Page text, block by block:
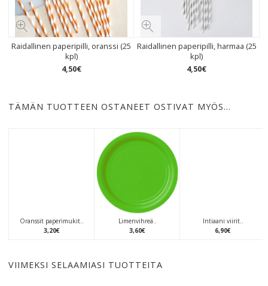
Raidallinen paperipilli, oranssi (25
kpl)
4,50€
Raidallinen paperipilli, harmaa (25
kpl)
4,50€
TÄMÄN TUOTTEEN OSTANEET OSTIVAT MYÖS…
Oranssit paperimukit..
3,20€
Limenvihreä..
3,60€
Intiaani viirit..
6,90€
VIIMEKSI SELAAMIASI TUOTTEITA